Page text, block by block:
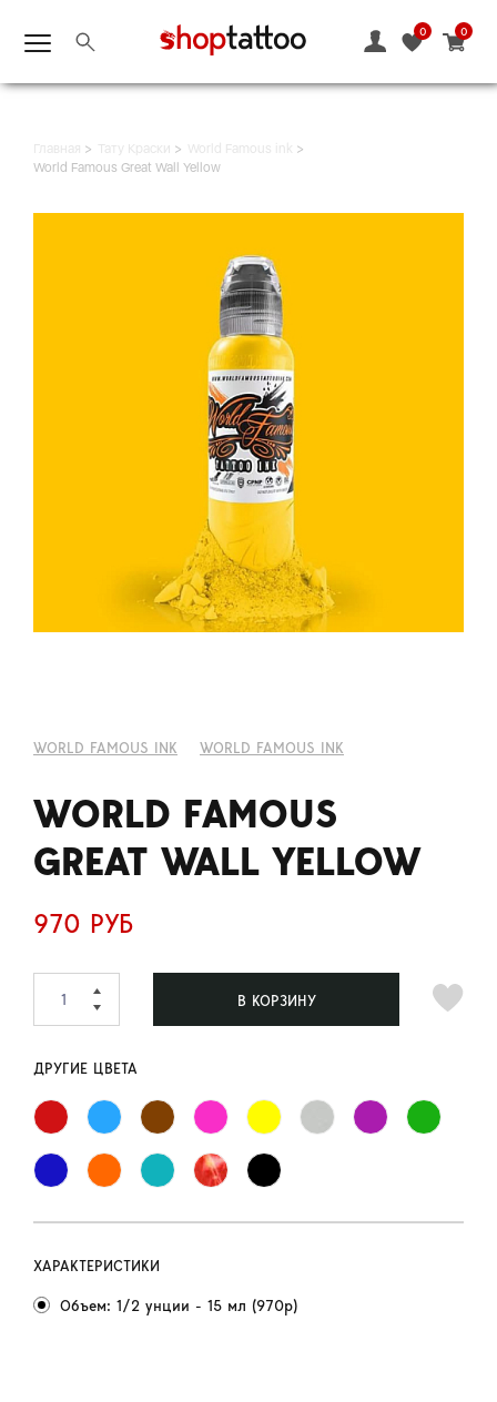
0
0
Главная Тату Краски
World Famous ink
World Famous Great Wall Yellow
WORLD FAMOUS INK WORLD FAMOUS INK
WORLD FAMOUS
GREAT WALL YELLOW
970 РУБ
В КОРЗИНУ
ДРУГИЕ ЦВЕТА
ХАРАКТЕРИСТИКИ
Объем: 1/2 унции - 15 мл (970р)